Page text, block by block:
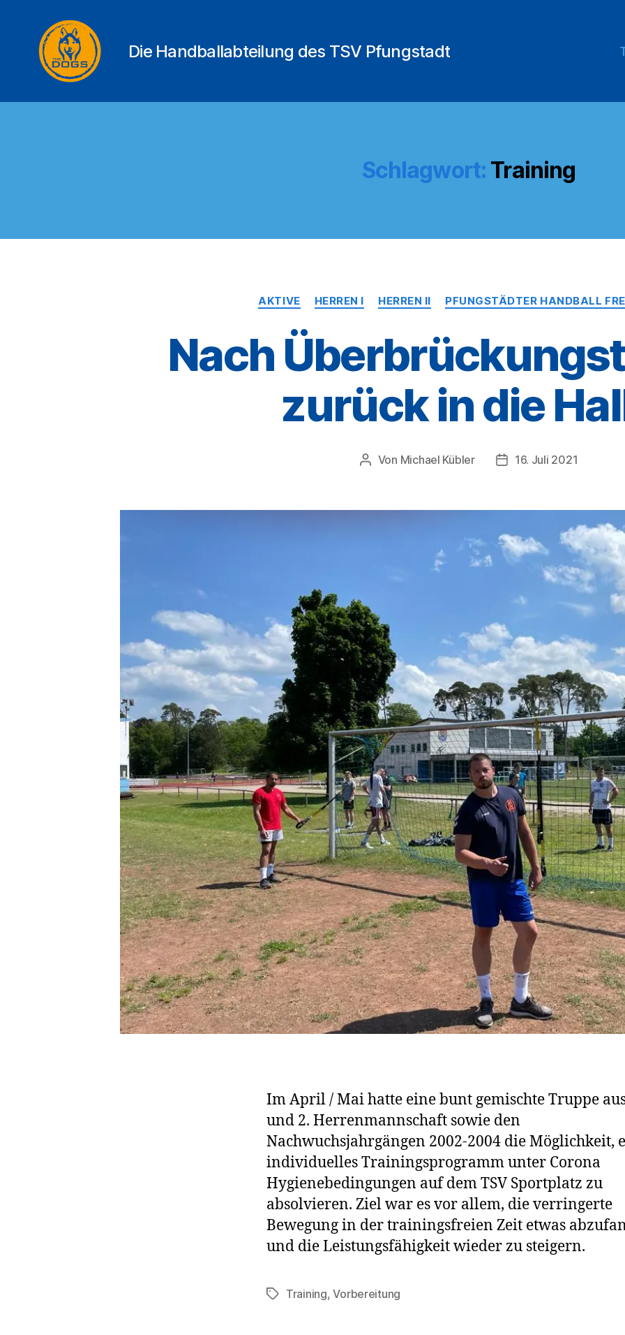
DOGS
Die Handballabteilung des TSV Pfungstadt
Schlagwort: Training
Kategorien
AKTIVE HERREN I HERREN II PFUNGSTÄDTER HANDBALL
Nach
zurück in die
Beitragsautor
Von Michael Kübler Veröffentlichungsdatum
16. Juli 2021
Im April / Mai hatte eine bunt gemischte Truppe
und 2. Herrenmannschaft sowie den
Nachwuchsjahrgängen 2002-2004 die Möglichkeit,
individuelles Trainingsprogramm unter Corona
Hygienebedingungen auf dem TSV Sportplatz zu
absolvieren. Ziel war es vor allem, die verringerte
Bewegung in der trainingsfreien Zeit etwas
und die Leistungsfähigkeit wieder zu steigern.
Schlagwörter
Training,Vorbereitung